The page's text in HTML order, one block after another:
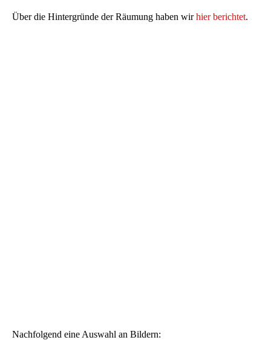
Über die Hintergründe der Räumung haben wirhier berichtet.
Nachfolgend eine Auswahl an Bildern: